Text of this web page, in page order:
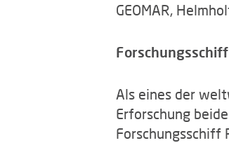
GEOMAR,
Als eines der
Erforschung
Forschungsschiff